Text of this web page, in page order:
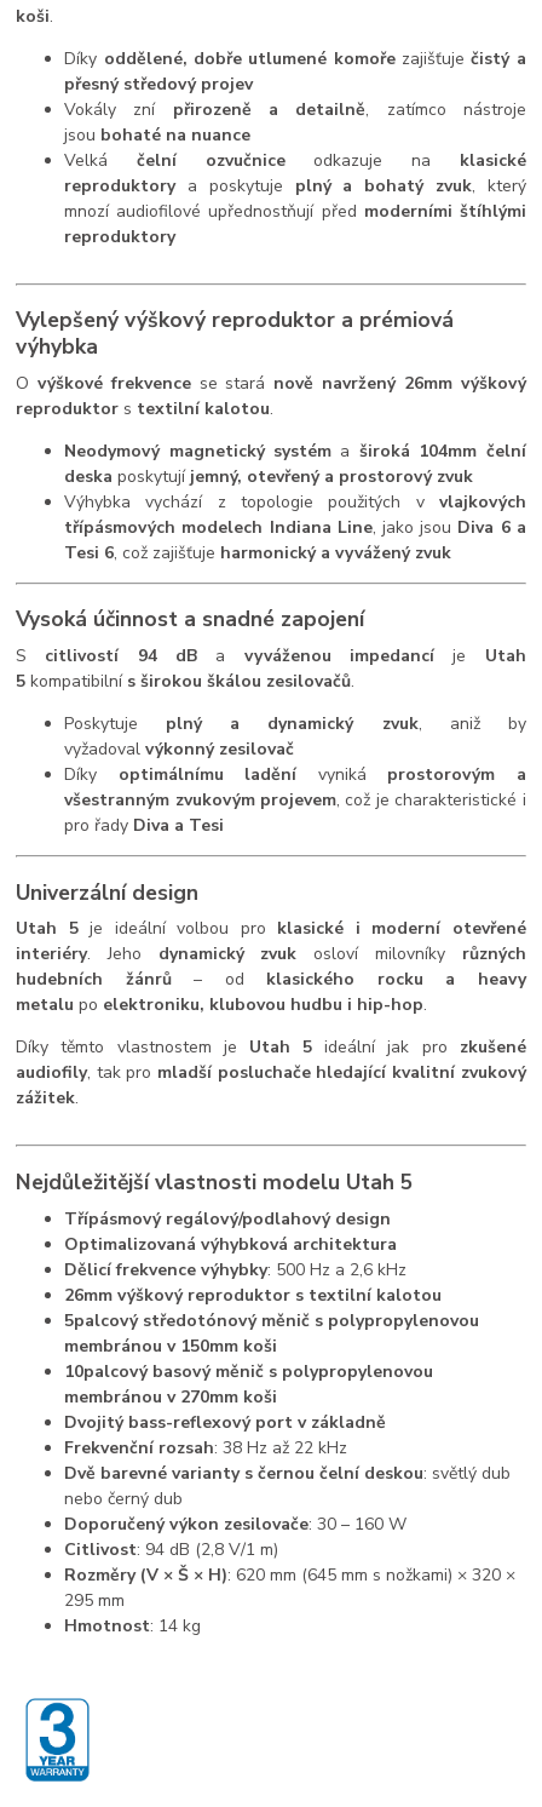
koši.
Díky oddělené, dobře utlumené komořezajišťuječistý a
přesný středový projev
Vokály zní přirozeně a detailně, zatímco nástroje
jsou bohaté na nuance
Velká čelní ozvučniceodkazuje na klasické
reproduktorya poskytuje plný a bohatý zvuk, který
mnozí audiofilové upřednostňují před moderními štíhlými
reproduktory
Vylepšený výškový reproduktor a prémiová
výhybka
O výškové frekvencese stará nově navržený 26mm výškový
reproduktor s textilní kalotou.
Neodymový magnetický systém a široká 104mm čelní
deska poskytují jemný, otevřený a prostorový zvuk
Výhybka vychází z topologie použitých v vlajkových
třípásmových modelech Indiana Line, jako jsou Diva 6 a
Tesi 6, což zajišťuje harmonický a vyvážený zvuk
Vysoká účinnost a snadné zapojení
S citlivostí 94 dB a vyváženou impedancíje Utah
5 kompatibilní s širokou škálou zesilovačů.
Poskytuje plný a dynamický zvuk, aniž by
vyžadovalvýkonný zesilovač
Díky optimálnímu laděnívyniká prostorovým a
všestranným zvukovým projevem, což je charakteristické i
pro řady Diva a Tesi
Univerzální design
Utah 5je ideální volbou pro klasické i moderní otevřené
interiéry. Jeho dynamický zvuk osloví milovníky různých
hudebních žánrů– od klasického rocku a heavy
metalu po elektroniku, klubovou hudbu i hip-hop.
Díky těmto vlastnostem je Utah 5 ideální jak pro zkušené
audiofily, tak pro mladší posluchače hledající kvalitní zvukový
zážitek.
Nejdůležitější vlastnosti modelu Utah 5
Třípásmový regálový/podlahový design
Optimalizovaná výhybková architektura
Dělicí frekvence výhybky: 500 Hz a 2,6 kHz
26mm výškový reproduktor s textilní kalotou
5palcový středotónový měnič s polypropylenovou
membránou v 150mm koši
10palcový basový měnič s polypropylenovou
membránou v 270mm koši
Dvojitý bass-reflexový port v základně
Frekvenční rozsah: 38 Hz až 22 kHz
Dvě barevné varianty s černou čelní deskou: světlý dub
nebo černý dub
Doporučený výkon zesilovače: 30 – 160 W
Citlivost: 94 dB (2,8 V/1 m)
Rozměry (V × Š × H): 620 mm (645 mm s nožkami) × 320 ×
295 mm
Hmotnost: 14 kg